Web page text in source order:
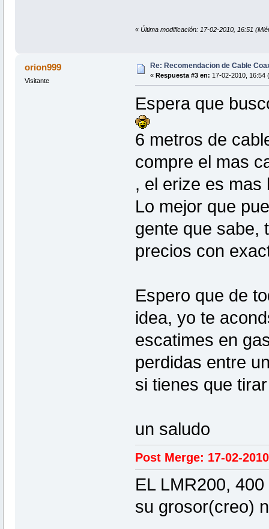
« Última modificación: 17-02-2010, 16:51
orion999
Visitante
Re: Recomendacion de Cable
« Respuesta #3 en: 17-02-2010, 16:54
Espera que
6 metros de
compre el mas
, el erize es mas
Lo mejor que
gente que sabe,
precios con
Espero que de
idea, yo te
escatimes en
perdidas entre
si tienes que
un saludo
Post Merge: 17-02-
EL LMR200,
su grosor(creo)